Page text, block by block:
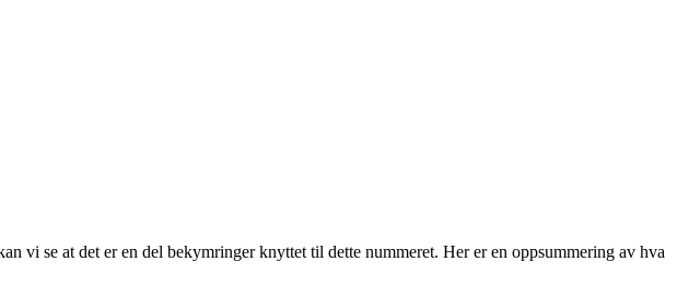
vi se at det er en del bekymringer knyttet til dette nummeret. Her er en oppsummering av hva